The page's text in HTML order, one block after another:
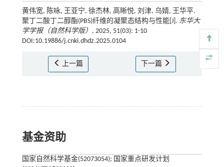
黄伟宽, 陈咏, 王亚宁, 徐杰林, 高晰悦, 刘津, 乌婧, 王华平.
聚丁二酸丁二醇酯(PBS)纤维的凝聚态结构与性能[J]. 东华大
学学报（自然科学版） , 2025, 51(03): 1-10
DOI:10.19886/j.cnki.dhdz.2025.0104
上一篇 下一篇
基金资助
国家自然科学基金(52073054); 国家重点研发计划